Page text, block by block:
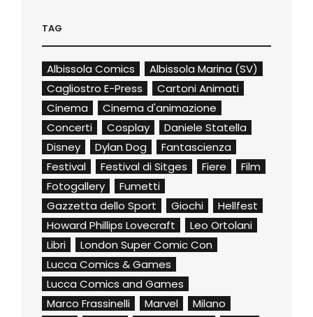
TAG
Albissola Comics
Albissola Marina (SV)
Cagliostro E-Press
Cartoni Animati
Cinema
Cinema d'animazione
Concerti
Cosplay
Daniele Statella
Disney
Dylan Dog
Fantascienza
Festival
Festival di Sitges Fiere
Film
Fotogallery
Fumetti
Gazzetta dello Sport
Giochi
Hellfest
Howard Phillips Lovecraft
Leo Ortolani
Libri
London Super Comic Con
Lucca Comics & Games
Lucca Comics and Games
Marco Frassinelli
Marvel
Milano